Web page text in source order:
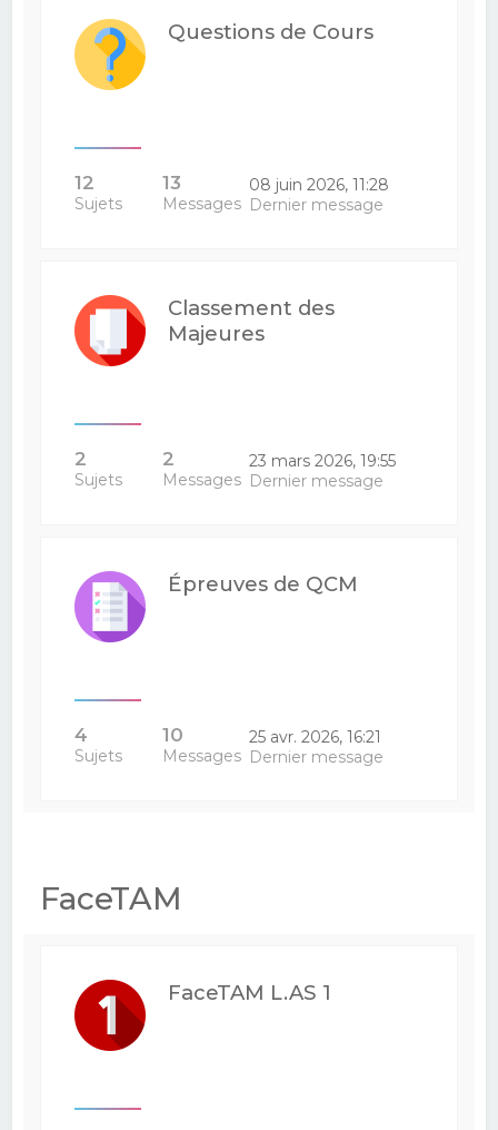
Questions de Cours
12
Sujets
13
Messages
08 juin 2026, 11:28
Dernier message
Classement des
Majeures
2
Sujets
2
Messages
23 mars 2026, 19:55
Dernier message
Épreuves de QCM
4
Sujets
10
Messages
25 avr. 2026, 16:21
Dernier message
FaceTAM
FaceTAM L.AS 1